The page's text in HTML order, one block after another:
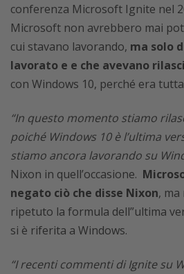
conferenza Microsoft Ignite nel
Microsoft non avrebbero mai
cui stavano lavorando, ma solo
lavorato e e che avevano
con Windows 10, perché era
“In questo momento stiamo
poiché Windows 10 è l’ultima
stiamo ancora lavorando su
Nixon in quell’occasione.
negato ciò che disse Nixon,
ripetuto la formula dell”ultima
si è riferita a Windows.
“I recenti commenti di Ignite su